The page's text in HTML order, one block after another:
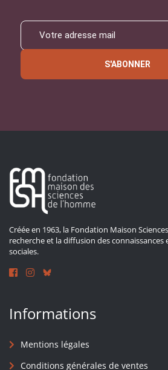
S'ABONNER
Créée en 1963, la Fondation Maison
recherche et la diffusion des connaissances
sociales.
Informations
Mentions légales
Conditions générales de ventes